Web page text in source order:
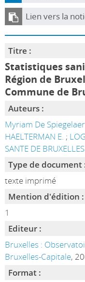
Lien vers la
Titre :
Statistiques
Région de
Commune de
Auteurs :
Myriam De
HAELTERMAN E. ;
SANTE DE BRUXELLES
Type de document
texte imprimé
Mention d'édition :
1
Editeur :
Bruxelles :
Bruxelles-Capitale,
Format :